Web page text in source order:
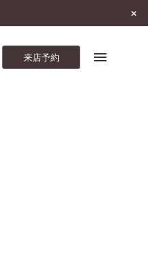
9:30～16:00/ 通話無料
来店予約